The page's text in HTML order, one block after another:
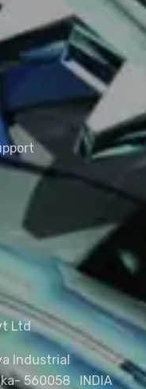
Ltd
Industrial
560058INDIA